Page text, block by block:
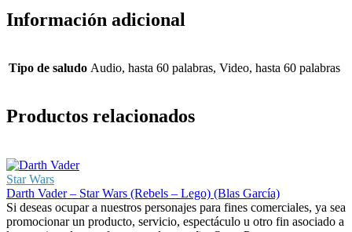
Información adicional
Tipo de saludo Audio, hasta 60 palabras, Video, hasta 60 palabras
Productos relacionados
Star Wars
Darth Vader – Star Wars (Rebels – Lego) (Blas García)
Si deseas ocupar a nuestros personajes para fines comerciales, ya sea
promocionar un producto, servicio, espectáculo u otro fin asociado a